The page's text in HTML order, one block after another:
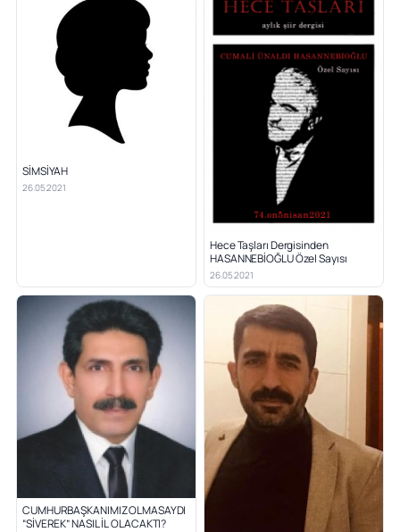
SİMSİYAH
26.05.2021
Hece Taşları Dergisinden
HASANNEBİOĞLU Özel Sayısı
26.05.2021
CUMHURBAŞKANIMIZ OLMASAYDI
“SİVEREK” NASIL İL OLACAKTI?